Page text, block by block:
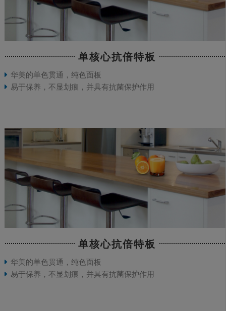
单核心抗倍特板
华美的单色贯通，纯色面板
易于保养，不显划痕，并具有抗菌保护作用
单核心抗倍特板
华美的单色贯通，纯色面板
易于保养，不显划痕，并具有抗菌保护作用